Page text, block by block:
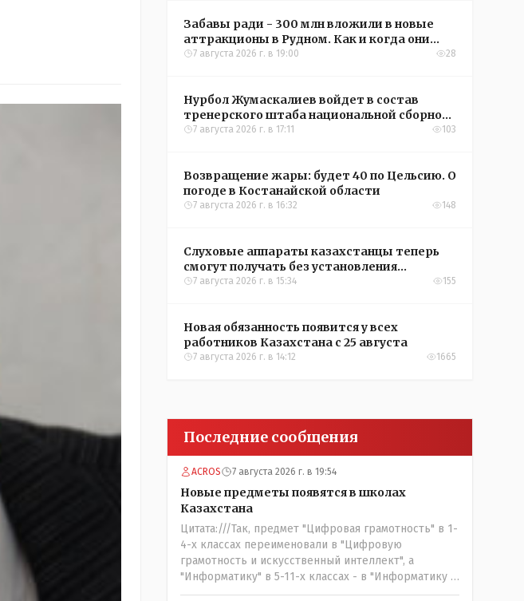
Забавы ради - 300 млн вложили в новые
аттракционы в Рудном. Как и когда они
окупятся?
7 августа 2026 г. в 19:00 28
Нурбол Жумаскалиев войдет в состав
тренерского штаба национальной сборной
Казахстана по футболу
7 августа 2026 г. в 17:11 103
Возвращение жары: будет 40 по Цельсию. О
погоде в Костанайской области
7 августа 2026 г. в 16:32 148
Слуховые аппараты казахстанцы теперь
смогут получать без установления
инвалидности
7 августа 2026 г. в 15:34 155
Новая обязанность появится у всех
работников Казахстана с 25 августа
7 августа 2026 г. в 14:12 1665
Последние сообщения
ACROS 7 августа 2026 г. в 19:54
Новые предметы появятся в школах
Казахстана
Цитата:///Так, предмет "Цифровая грамотность" в 1-
4-х классах переименовали в "Цифровую
грамотность и искусственный интеллект", а
"Информатику" в 5-11-х классах - в "Информатику и
искусственный интеллект"./// Заголовок статьи: